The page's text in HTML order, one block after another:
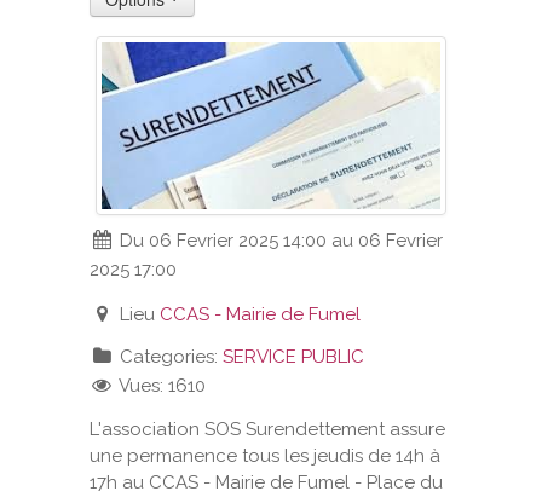
VOS DEMARCHES
VIE SCOLAIRE
SOCIAL
SPORTS ET LOISIRS
CULTURE ET PATRIMOINE
DÉCISIONS & DÉLIBÉRATIONS
RENDEZ-VOUS EN LIGNE
Du 06 Fevrier 2025 14:00 au 06 Fevrier
2025 17:00
Lieu CCAS - Mairie de Fumel
Categories: SERVICE PUBLIC
Vues: 1610
L'association SOS Surendettement assure
une permanence tous les jeudis de 14h à
17h au CCAS - Mairie de Fumel - Place du